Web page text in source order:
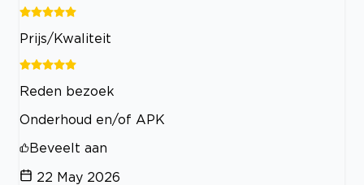
Prijs/Kwaliteit
Reden bezoek
Onderhoud en/of APK
Beveelt aan
22 May 2026